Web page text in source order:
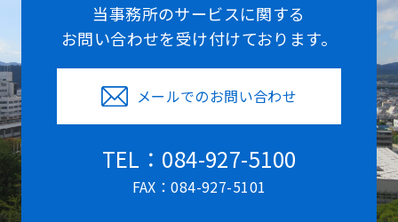
当事務所のサービスに関する
お問い合わせを受け付けております。
メールでのお問い合わせ
TEL：084-927-5100
FAX：084-927-5101